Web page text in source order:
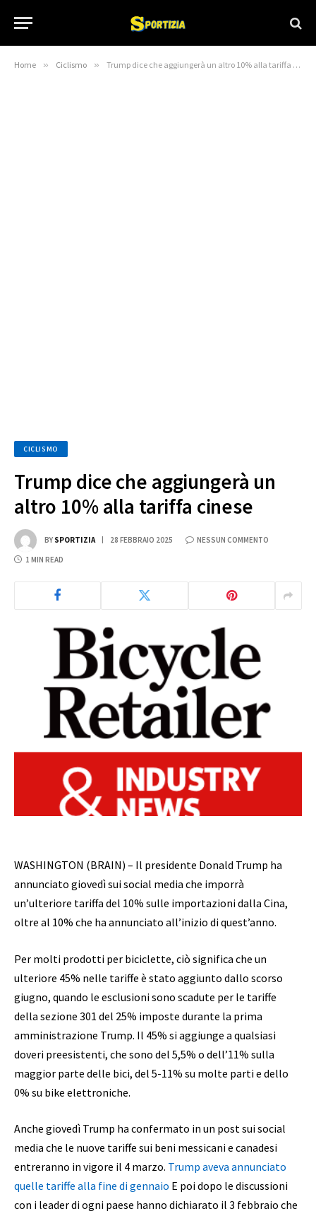
Home » Ciclismo » Trump dice che aggiungerà un altro 10% alla tariffa cinese
CICLISMO
Trump dice che aggiungerà un
altro 10% alla tariffa cinese
BY SPORTIZIA 28 FEBBRAIO 2025 NESSUN COMMENTO
1 MIN READ
WASHINGTON (BRAIN) – Il presidente Donald Trump ha
annunciato giovedì sui social media che imporrà
un’ulteriore tariffa del 10% sulle importazioni dalla Cina,
oltre al 10% che ha annunciato all’inizio di quest’anno.
Per molti prodotti per biciclette, ciò significa che un
ulteriore 45% nelle tariffe è stato aggiunto dallo scorso
giugno, quando le esclusioni sono scadute per le tariffe
della sezione 301 del 25% imposte durante la prima
amministrazione Trump. Il 45% si aggiunge a qualsiasi
doveri preesistenti, che sono del 5,5% o dell’11% sulla
maggior parte delle bici, del 5-11% su molte parti e dello
0% su bike elettroniche.
Anche giovedì Trump ha confermato in un post sui social
media che le nuove tariffe sui beni messicani e canadesi
entreranno in vigore il 4 marzo. Trump aveva annunciato
quelle tariffe alla fine di gennaio E poi dopo le discussioni
con i leader di ogni paese hanno dichiarato il 3 febbraio che